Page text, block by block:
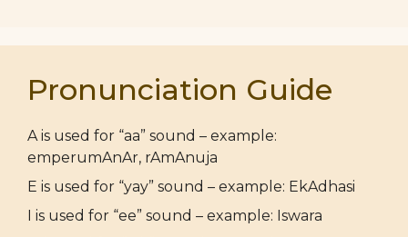
Pronunciation Guide
A is used for “aa” sound – example:
emperumAnAr, rAmAnuja
E is used for “yay” sound – example: EkAdhasi
I is used for “ee” sound – example: Iswara